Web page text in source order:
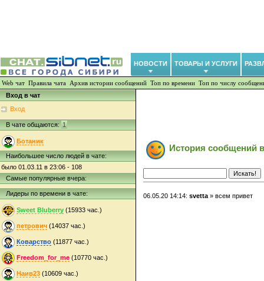
НОВОСТИ ТОВАРЫ И УСЛУГИ
Web чат Правила чата Архив истории сообщений Топ по времени Топ по числу
Вход в чат
Вход
В чате общаются: 1
Ботаник
Наибольшее число людей в чате:
было 01.03.11 в 23:06 - 108
Самые популярные вчера:
Лидеры по времени в чате:
Sweet Bluberry (15933 час.)
петрович (14037 час.)
Коварство (11877 час.)
Freedom_for_me (10770 час.)
Наив23 (10609 час.)
История сообщений
06.05.20 14:14: svetta » всем привет